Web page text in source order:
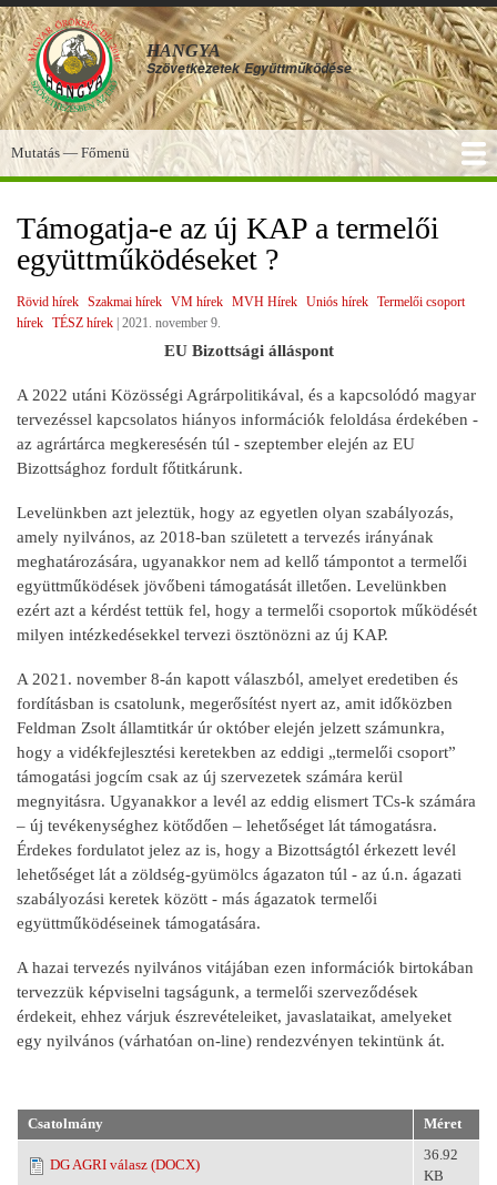
Ugrás
a
tartalomra
HANGYA
Szövetkezetek Együttműködése
Főmenü
Mutatás — Főmenü
Támogatja-e az új KAP a termelői
együttműködéseket ?
Rövid hírek Szakmai hírek VM hírek MVH Hírek Uniós hírek Termelői csoport
hírek TÉSZ hírek 2021. november 9.
EU Bizottsági álláspont
A 2022 utáni Közösségi Agrárpolitikával, és a kapcsolódó magyar
tervezéssel kapcsolatos hiányos információk feloldása érdekében -
az agrártárca megkeresésén túl - szeptember elején az EU
Bizottsághoz fordult főtitkárunk.
Levelünkben azt jeleztük, hogy az egyetlen olyan szabályozás,
amely nyilvános, az 2018-ban született a tervezés irányának
meghatározására, ugyanakkor nem ad kellő támpontot a termelői
együttműködések jövőbeni támogatását illetően. Levelünkben
ezért azt a kérdést tettük fel, hogy a termelői csoportok működését
milyen intézkedésekkel tervezi ösztönözni az új KAP.
A 2021. november 8-án kapott válaszból, amelyet eredetiben és
fordításban is csatolunk, megerősítést nyert az, amit időközben
Feldman Zsolt államtitkár úr október elején jelzett számunkra,
hogy a vidékfejlesztési keretekben az eddigi „termelői csoport”
támogatási jogcím csak az új szervezetek számára kerül
megnyitásra. Ugyanakkor a levél az eddig elismert TCs-k számára
– új tevékenységhez kötődően – lehetőséget lát támogatásra.
Érdekes fordulatot jelez az is, hogy a Bizottságtól érkezett levél
lehetőséget lát a zöldség-gyümölcs ágazaton túl - az ú.n. ágazati
szabályozási keretek között - más ágazatok termelői
együttműködéseinek támogatására.
A hazai tervezés nyilvános vitájában ezen információk birtokában
tervezzük képviselni tagságunk, a termelői szerveződések
érdekeit, ehhez várjuk észrevételeiket, javaslataikat, amelyeket
egy nyilvános (várhatóan on-line) rendezvényen tekintünk át.
Csatolmány Méret
DG AGRI válasz (DOCX)
36.92
KB